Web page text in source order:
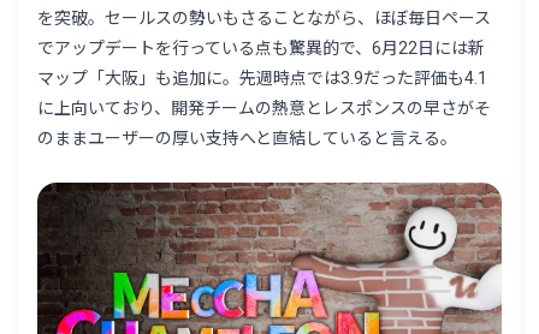
を突破。セールスの勢いもさることながら、ほぼ毎日ペース
でアップデートを行っている点も驚異的で、6月22日には新
マップ「大阪」も追加に。先週時点では3.9だった評価も4.1
に上向いており、開発チームの熱意とレスポンスの早さがそ
のままユーザーの厚い支持へと直結していると言える。